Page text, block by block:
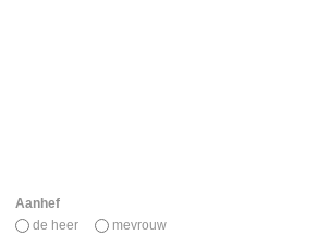
Aanhef
de heer
mevrouw